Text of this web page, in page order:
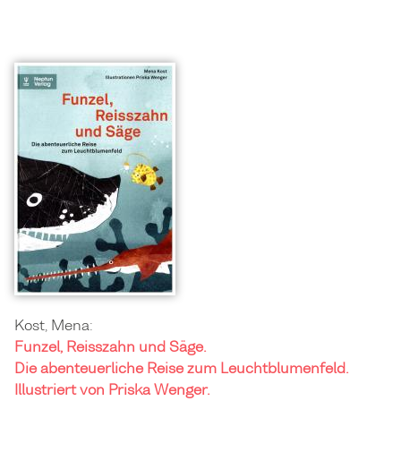
Kost, Mena:
Funzel, Reisszahn und Säge.
Die abenteuerliche Reise zum Leuchtblumenfeld.
Illustriert von Priska Wenger.